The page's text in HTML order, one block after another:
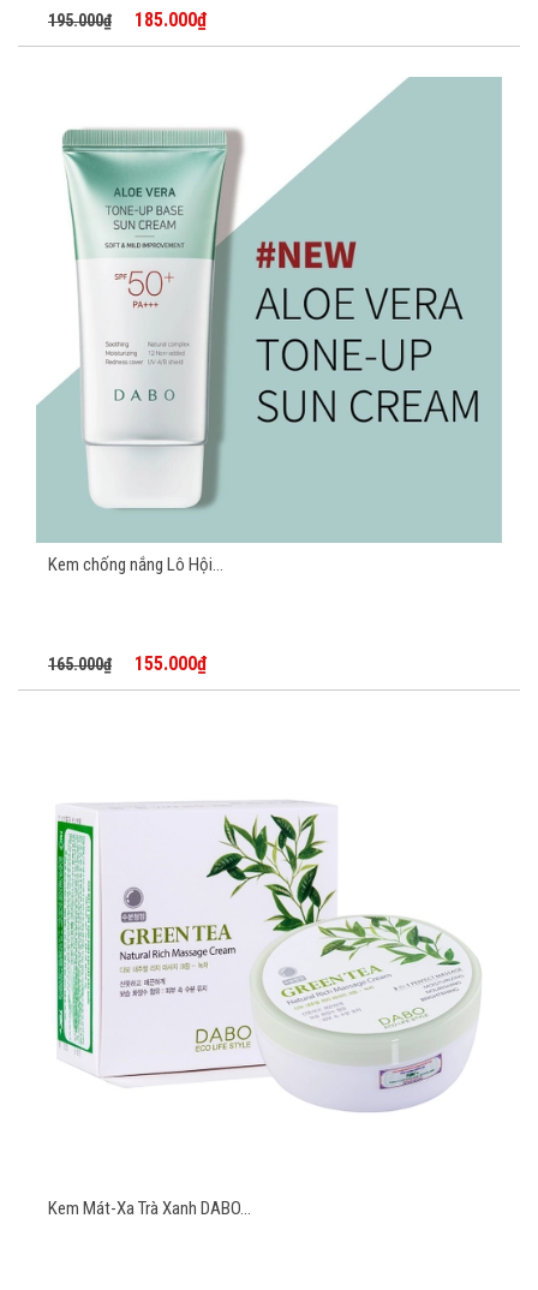
195.000₫ 185.000₫
Kem chống nắng Lô Hội...
165.000₫ 155.000₫
Kem Mát-Xa Trà Xanh DABO...